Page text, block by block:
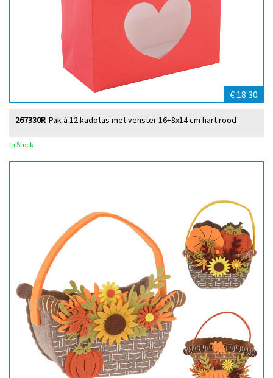
€ 18.30
Pak à 12 kadotas met venster 16+8x14 cm hart rood
267330R
In Stock